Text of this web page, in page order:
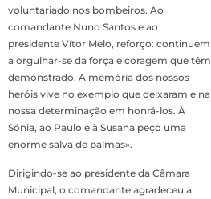
voluntariado nos bombeiros. Ao
comandante Nuno Santos e ao
presidente Vítor Melo, reforço: continuem
a orgulhar-se da força e coragem que têm
demonstrado. A memória dos nossos
heróis vive no exemplo que deixaram e na
nossa determinação em honrá-los. À
Sónia, ao Paulo e à Susana peço uma
enorme salva de palmas».
Dirigindo-se ao presidente da Câmara
Municipal, o comandante agradeceu a